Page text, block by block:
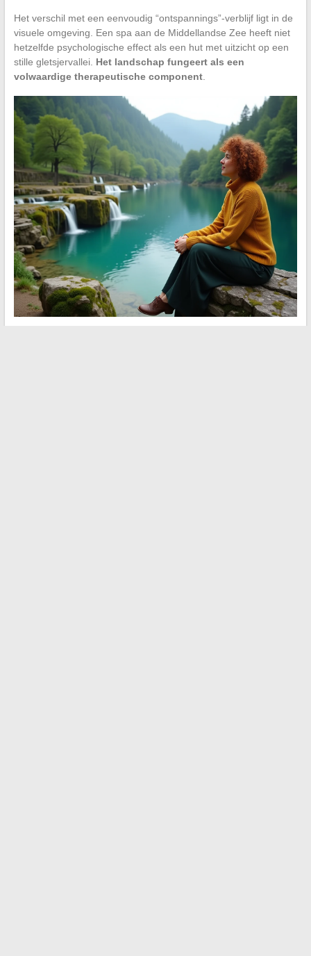
Het verschil met een eenvoudig “ontspannings”-verblijf ligt in de
visuele omgeving. Een spa aan de Middellandse Zee heeft niet
hetzelfde psychologische effect als een hut met uitzicht op een
stille gletsjervallei. Het landschap fungeert als een
volwaardige therapeutische component.